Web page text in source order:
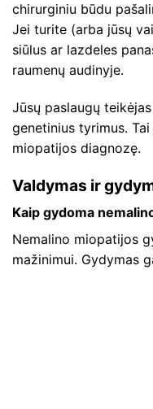
chirurginiu būdu
Jei turite (arba jūsų
siūlus ar lazdeles
raumenų audinyje.
Jūsų paslaugų
genetinius tyrimus.
miopatijos diagnozę.
Valdymas ir
Kaip gydoma
Nemalino miopatijos
mažinimui. Gydymas